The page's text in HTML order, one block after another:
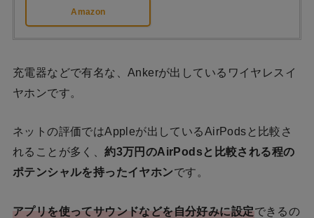
Amazon
充電器などで有名な、Ankerが出しているワイヤレスイ
ヤホンです。
ネットの評価ではAppleが出しているAirPodsと比較さ
れることが多く、約3万円のAirPodsと比較される程の
ポテンシャルを持ったイヤホンです。
アプリを使ってサウンドなどを自分好みに設定できるの